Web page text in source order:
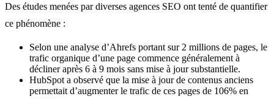
Des études menées par diverses agences SEO ont tenté de quantifier
ce phénomène :
Selon une analyse d’Ahrefs portant sur 2 millions de pages, le
trafic organique d’une page commence généralement à
décliner après 6 à 9 mois sans mise à jour substantielle.
HubSpot a observé que la mise à jour de contenus anciens
permettait d’augmenter le trafic de ces pages de 106% en